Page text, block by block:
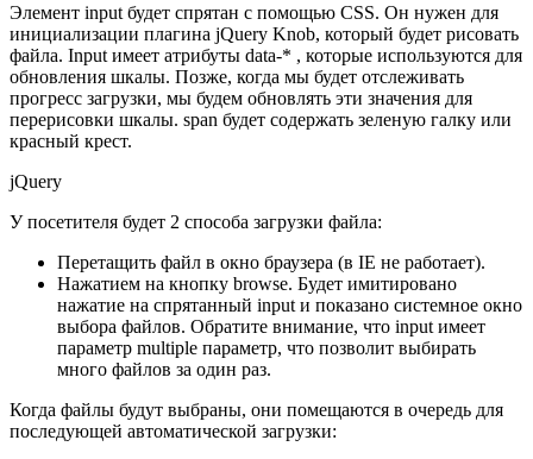
Элемент input будет спрятан с помощью CSS. Он нужен для
инициализации плагина jQuery Knob, который будет рисовать
файла. Input имеет атрибуты data-* , которые используются для
обновления шкалы. Позже, когда мы будет отслеживать
прогресс загрузки, мы будем обновлять эти значения для
перерисовки шкалы. span будет содержать зеленую галку или
красный крест.
jQuery
У посетителя будет 2 способа загрузки файла:
Перетащить файл в окно браузера (в IE не работает).
Нажатием на кнопку browse. Будет имитировано
нажатие на спрятанный input и показано системное окно
выбора файлов. Обратите внимание, что input имеет
параметр multiple параметр, что позволит выбирать
много файлов за один раз.
Когда файлы будут выбраны, они помещаются в очередь для
последующей автоматической загрузки: